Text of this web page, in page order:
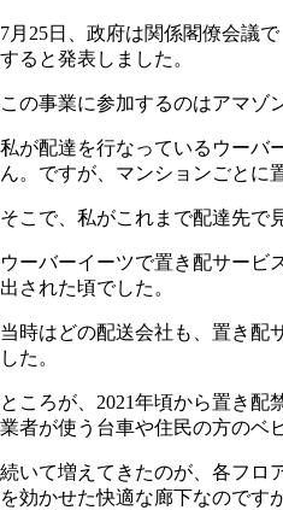
7月25日、政府は関係閣僚会議
すると発表しました。
この事業に参加するのはアマゾ
私が配達を行なっているウーバ
ん。ですが、マンションごとに
そこで、私がこれまで配達先で
ウーバーイーツで置き配サービ
出された頃でした。
当時はどの配送会社も、置き配
した。
ところが、2021年頃から置き
業者が使う台車や住民の方のベ
続いて増えてきたのが、各フロ
を効かせた快適な廊下なのです